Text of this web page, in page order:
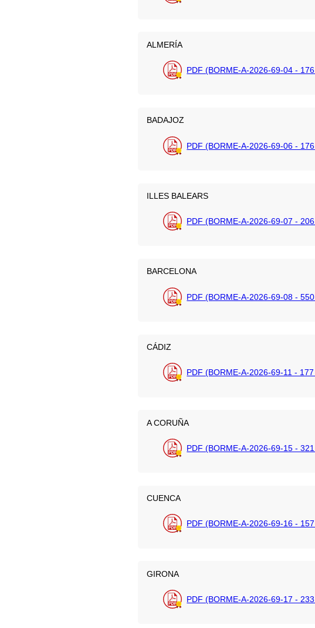
ALMERÍA
PDF (BORME-A-2026-69-04 - 176
BADAJOZ
PDF (BORME-A-2026-69-06 - 176
ILLES BALEARS
PDF (BORME-A-2026-69-07 - 206
BARCELONA
PDF (BORME-A-2026-69-08 - 550
CÁDIZ
PDF (BORME-A-2026-69-11 - 177
A CORUÑA
PDF (BORME-A-2026-69-15 - 321
CUENCA
PDF (BORME-A-2026-69-16 - 157
GIRONA
PDF (BORME-A-2026-69-17 - 233